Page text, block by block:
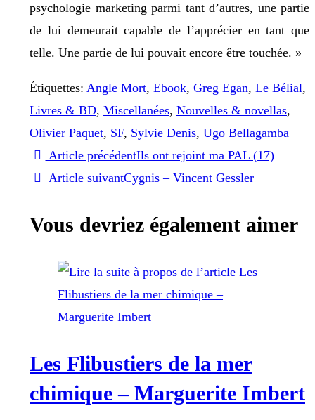
psychologie marketing parmi tant d’autres, une partie
de lui demeurait capable de l’apprécier en tant que
telle. Une partie de lui pouvait encore être touchée. »
Étiquettes: Angle Mort, Ebook, Greg Egan, Le Bélial,
Livres & BD, Miscellanées, Nouvelles & novellas,
Olivier Paquet, SF, Sylvie Denis, Ugo Bellagamba
Read
articles
Article précédentIls ont rejoint ma PAL (17)
Article suivantCygnis – Vincent Gessler
Vous devriez également aimer
Les Flibustiers de la mer
chimique – Marguerite Imbert